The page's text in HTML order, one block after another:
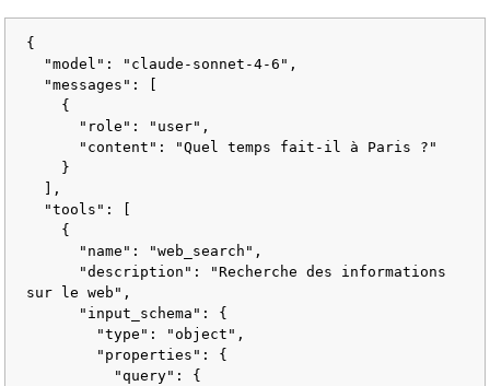
{
"model" : "claude-sonnet-4-6" ,
"messages" :
[
{
"role" : "user" ,
"content" :
"Quel temps fait-il à Paris ?"
}
] ,
"tools" :
[
{
"name" : "web_search" ,
"description" :
"Recherche des informations
sur le web" ,
"input_schema" :
{
"type" : "object" ,
"properties" :
{
"query" :
{